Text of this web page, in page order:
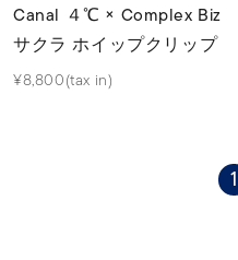
Canal ４℃ × Complex Biz
サクラ ホイップクリップ
¥8,800(tax in)
1